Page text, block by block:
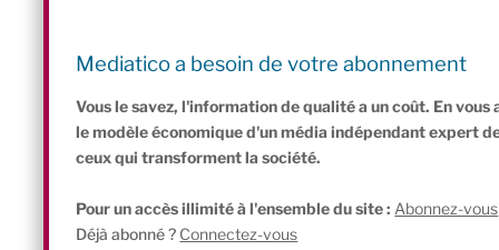
Mediatico a besoin de votre abonnement
Vous le savez, l'information de qualité a un coût. En
le modèle économique d'un média indépendant expert
ceux qui transforment la société.
Pour un accès illimité à l'ensemble du site : Abonnez-vous
Déjà abonné ? Connectez-vous